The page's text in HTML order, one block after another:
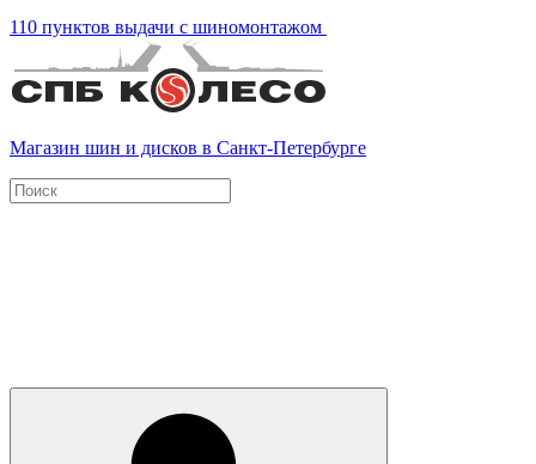
110 пунктов выдачи с шиномонтажом
Магазин шин и дисков в Санкт-Петербурге